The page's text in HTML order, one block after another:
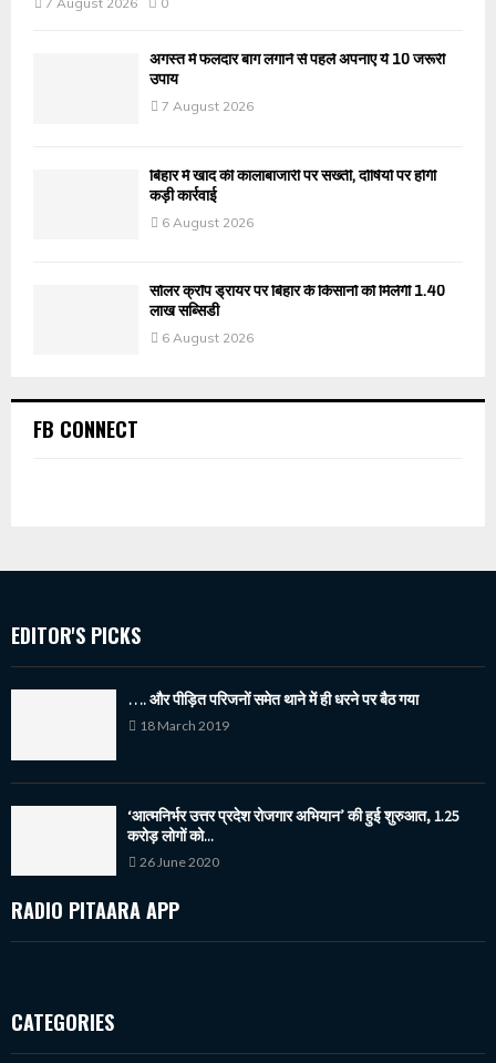
अगस्त में फलदार बाग लगाने से पहले अपनाएं ये 10 जरूरी
उपाय
7 August 2026
बिहार में खाद की कालाबाजारी पर सख्ती, दोषियों पर होगी
कड़ी कार्रवाई
6 August 2026
सोलर क्रॉप ड्रायर पर बिहार के किसानों को मिलेगी 1.40
लाख सब्सिडी
6 August 2026
FB CONNECT
EDITOR'S PICKS
…. और पीड़ित परिजनों समेत थाने में ही धरने पर बैठ गया
18 March 2019
‘आत्मनिर्भर उत्तर प्रदेश रोजगार अभियान’ की हुई शुरुआत, 1.25
करोड़ लोगों को...
26 June 2020
RADIO PITAARA APP
CATEGORIES